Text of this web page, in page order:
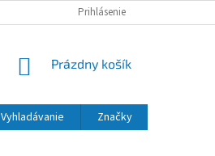
Prihlásenie
NÁKUPNÝ
Prázdny košík
Vyhladávanie
Značky